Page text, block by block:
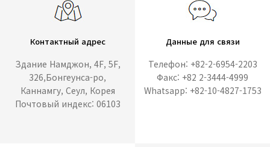
Контактный адрес
Здание Намджон, 4F, 5F,
326,Бонгеунса-ро,
Каннамгу, Сеул, Корея
Почтовый индекс: 06103
Данные для связи
Телефон: +82-2-6954-2203
Факс: +82 2-3444-4999
Whatsapp: +82-10-4827-1753